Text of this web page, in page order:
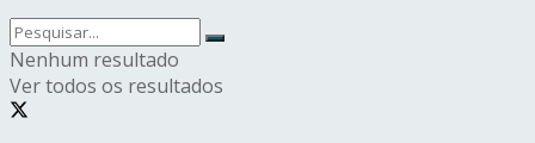
Nenhum resultado
Ver todos os resultados